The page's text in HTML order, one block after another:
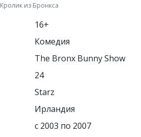
Кролик из Бронкса
16+
Комедия
The Bronx Bunny Show
24
Starz
Ирландия
с 2003 по 2007